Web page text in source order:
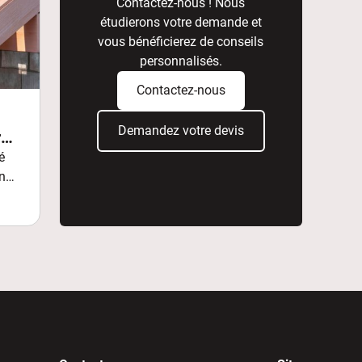
financières qui rendent ces
Comment analyser un devis de
est votre feuille de route
transparent montre le
Apprenez à décrypter les
pièges courants. Les
devis légal doit comporter des
mentionnent simplement
avec leur référence exacte,
étudierons votre demande et
vous bénéficierez de conseils
personnalisés.
Contactez-nous
Demandez votre devis